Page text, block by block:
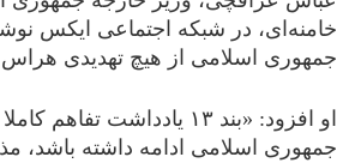
خامنه‌ای، در شبکه اجتماعی ایکس
جمهوری اسلامی از هیچ تهدیدی هراس
او افزود: «بند ۱۳
جمهوری اسلامی ادامه داشته باشد،